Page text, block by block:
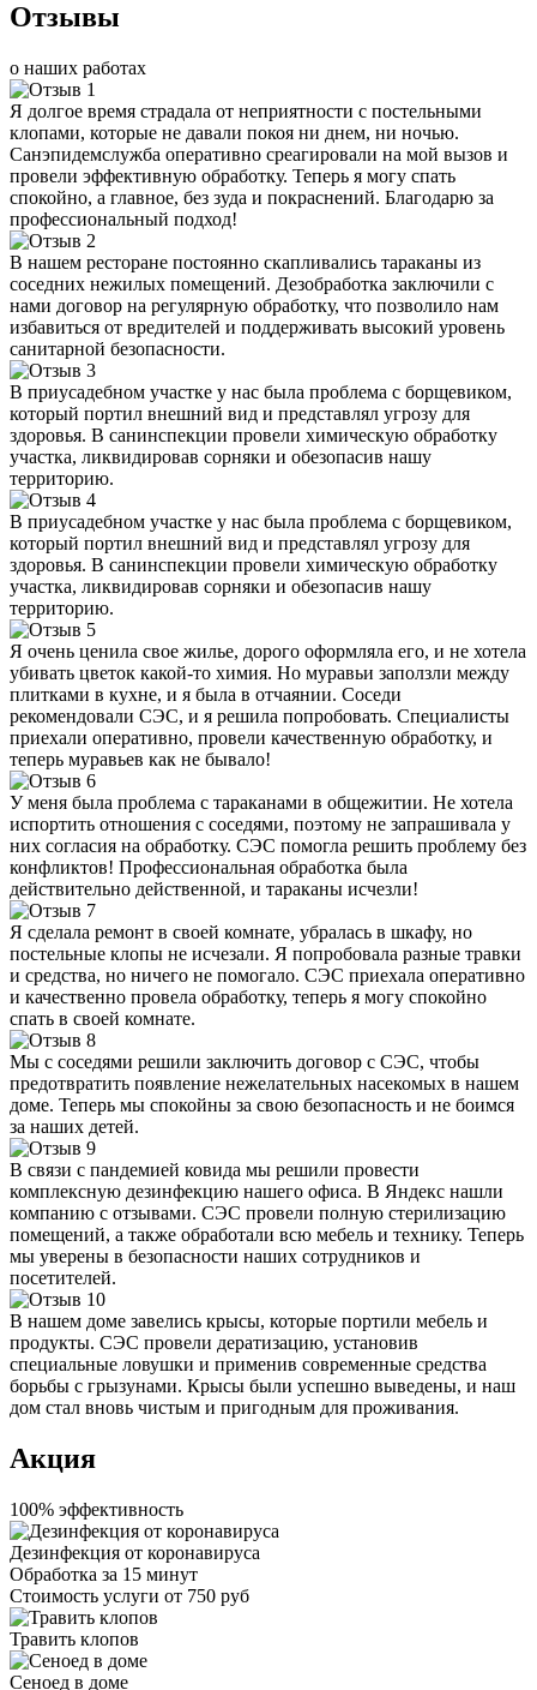
Отзывы
о наших работах
Я долгое время страдала от неприятности с постельными
клопами, которые не давали покоя ни днем, ни ночью.
Санэпидемслужба оперативно среагировали на мой вызов и
провели эффективную обработку. Теперь я могу спать
спокойно, а главное, без зуда и покраснений. Благодарю за
профессиональный подход!
В нашем ресторане постоянно скапливались тараканы из
соседних нежилых помещений. Дезобработка заключили с
нами договор на регулярную обработку, что позволило нам
избавиться от вредителей и поддерживать высокий уровень
санитарной безопасности.
В приусадебном участке у нас была проблема с борщевиком,
который портил внешний вид и представлял угрозу для
здоровья. В санинспекции провели химическую обработку
участка, ликвидировав сорняки и обезопасив нашу
территорию.
В приусадебном участке у нас была проблема с борщевиком,
который портил внешний вид и представлял угрозу для
здоровья. В санинспекции провели химическую обработку
участка, ликвидировав сорняки и обезопасив нашу
территорию.
Я очень ценила свое жилье, дорого оформляла его, и не хотела
убивать цветок какой-то химия. Но муравьи заползли между
плитками в кухне, и я была в отчаянии. Соседи
рекомендовали СЭС, и я решила попробовать. Специалисты
приехали оперативно, провели качественную обработку, и
теперь муравьев как не бывало!
У меня была проблема с тараканами в общежитии. Не хотела
испортить отношения с соседями, поэтому не запрашивала у
них согласия на обработку. СЭС помогла решить проблему без
конфликтов! Профессиональная обработка была
действительно действенной, и тараканы исчезли!
Я сделала ремонт в своей комнате, убралась в шкафу, но
постельные клопы не исчезали. Я попробовала разные травки
и средства, но ничего не помогало. СЭС приехала оперативно
и качественно провела обработку, теперь я могу спокойно
спать в своей комнате.
Мы с соседями решили заключить договор с СЭС, чтобы
предотвратить появление нежелательных насекомых в нашем
доме. Теперь мы спокойны за свою безопасность и не боимся
за наших детей.
В связи с пандемией ковида мы решили провести
комплексную дезинфекцию нашего офиса. В Яндекс нашли
компанию с отзывами. СЭС провели полную стерилизацию
помещений, а также обработали всю мебель и технику. Теперь
мы уверены в безопасности наших сотрудников и
посетителей.
В нашем доме завелись крысы, которые портили мебель и
продукты. СЭС провели дератизацию, установив
специальные ловушки и применив современные средства
борьбы с грызунами. Крысы были успешно выведены, и наш
дом стал вновь чистым и пригодным для проживания.
Акция
100% эффективность
Дезинфекция от коронавируса
Обработка за 15 минут
Стоимость услуги от 750 руб
Травить клопов
Сеноед в доме